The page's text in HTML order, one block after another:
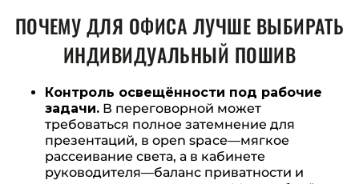
ПОЧЕМУ ДЛЯ ОФИСА ЛУЧШЕ ВЫБИРАТЬ
ИНДИВИДУАЛЬНЫЙ ПОШИВ
Контроль освещённости под рабочие
задачи. В переговорной может
требоваться полное затемнение для
презентаций, в open space—мягкое
рассеивание света, а в кабинете
руководителя—баланс приватности и